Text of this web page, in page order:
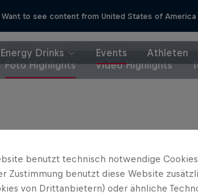
Want to see content from United States of America
Energy Drinks Events Athleten
Foto Highlights Video Highlights
Partner
benutzt technisch notwendige
Zustimmung benutzt diese Website
von Drittanbietern) oder ähnliche